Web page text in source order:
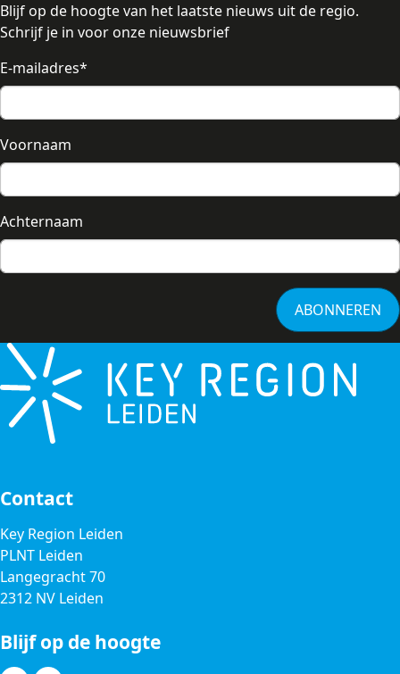
Contact
Key Region Leiden
PLNT Leiden
Langegracht 70
2312 NV Leiden
Blijf op de hoogte
Blijf op de hoogte van het laatste nieuws uit de regio.
Schrijf je in voor onze nieuwsbrief
E-mailadres*
Voornaam
Achternaam
ABONNEREN